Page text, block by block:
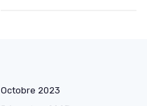
Octobre 2023